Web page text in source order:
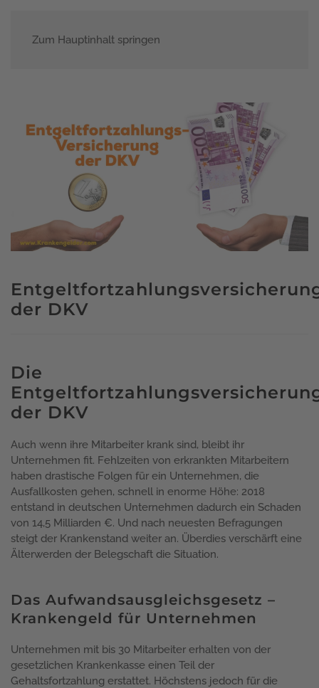
Zum Hauptinhalt springen
der DKV
Die
der DKV
Auch wenn ihre Mitarbeiter krank sind, bleibt ihr
Unternehmen fit. Fehlzeiten von erkrankten Mitarbeitern
haben drastische Folgen für ein Unternehmen, die
Ausfallkosten gehen, schnell in enorme Höhe: 2018
entstand in deutschen Unternehmen dadurch ein Schaden
von 14,5 Milliarden €. Und nach neuesten Befragungen
steigt der Krankenstand weiter an. Überdies verschärft eine
Älterwerden der Belegschaft die Situation.
Das Aufwandsausgleichsgesetz –
Krankengeld für Unternehmen
Unternehmen mit bis 30 Mitarbeiter erhalten von der
gesetzlichen Krankenkasse einen Teil der
Gehaltsfortzahlung erstattet. Höchstens jedoch für die